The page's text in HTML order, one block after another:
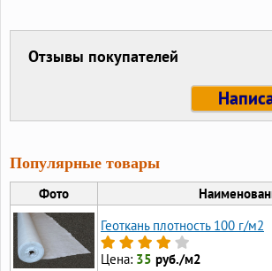
Отзывы покупателей
Популярные товары
Фото
Геоткань плотность 100 г/м2
Цена: 35 руб./м2